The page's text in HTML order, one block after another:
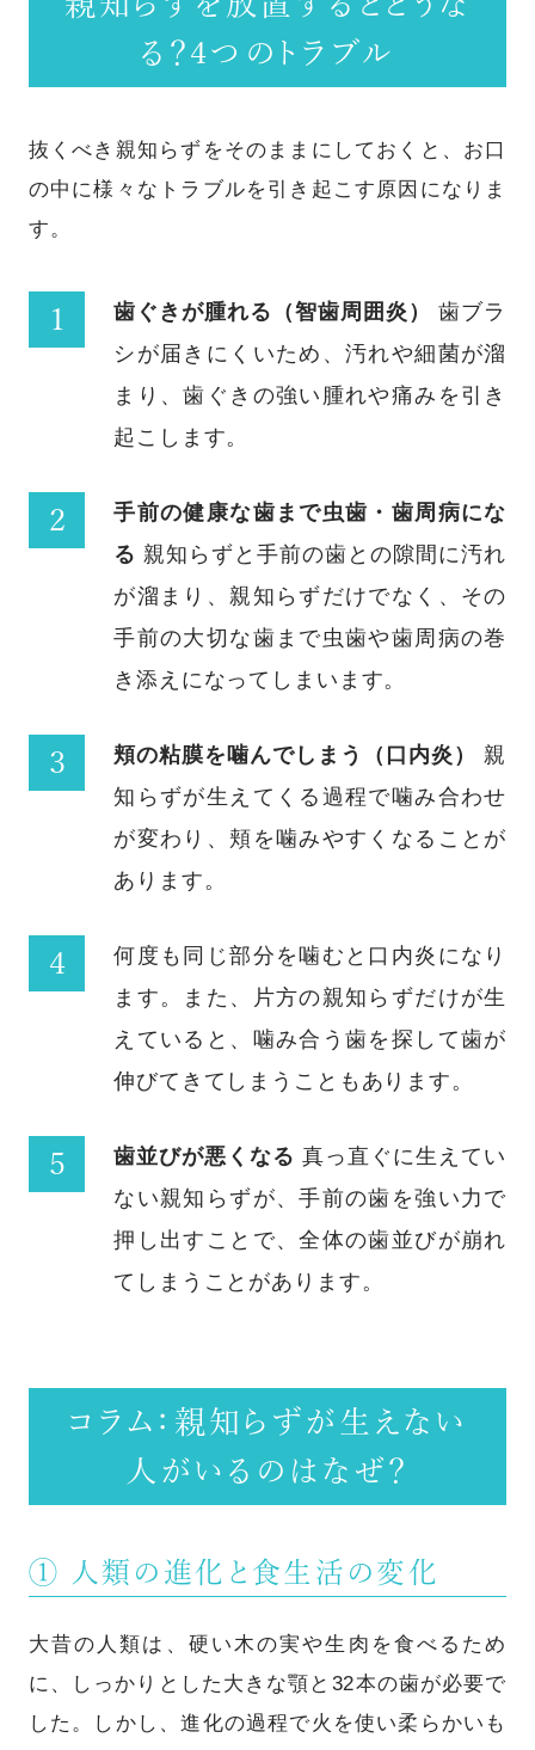
る？4つのトラブル
抜くべき親知らずをそのままにしておくと、お口
の中に様々なトラブルを引き起こす原因になりま
す。
歯ぐきが腫れる（智歯周囲炎）
歯ブラ
シが届きにくいため、汚れや細菌が溜
まり、歯ぐきの強い腫れや痛みを引き
起こします。
手前の健康な歯まで虫歯・歯周病にな
る 親知らずと手前の歯との隙間に汚れ
が溜まり、親知らずだけでなく、その
手前の大切な歯まで虫歯や歯周病の巻
き添えになってしまいます。
頬の粘膜を噛んでしまう（口内炎）
親
知らずが生えてくる過程で噛み合わせ
が変わり、頬を噛みやすくなることが
あります。
何度も同じ部分を噛むと口内炎になり
ます。また、片方の親知らずだけが生
えていると、噛み合う歯を探して歯が
伸びてきてしまうこともあります。
歯並びが悪くなる 真っ直ぐに生えてい
ない親知らずが、手前の歯を強い力で
押し出すことで、全体の歯並びが崩れ
てしまうことがあります。
コラム：親知らずが生えない
人がいるのはなぜ？
① 人類の進化と食生活の変化
大昔の人類は、硬い木の実や生肉を食べるため
に、しっかりとした大きな顎と32本の歯が必要で
した。しかし、進化の過程で火を使い柔らかいも